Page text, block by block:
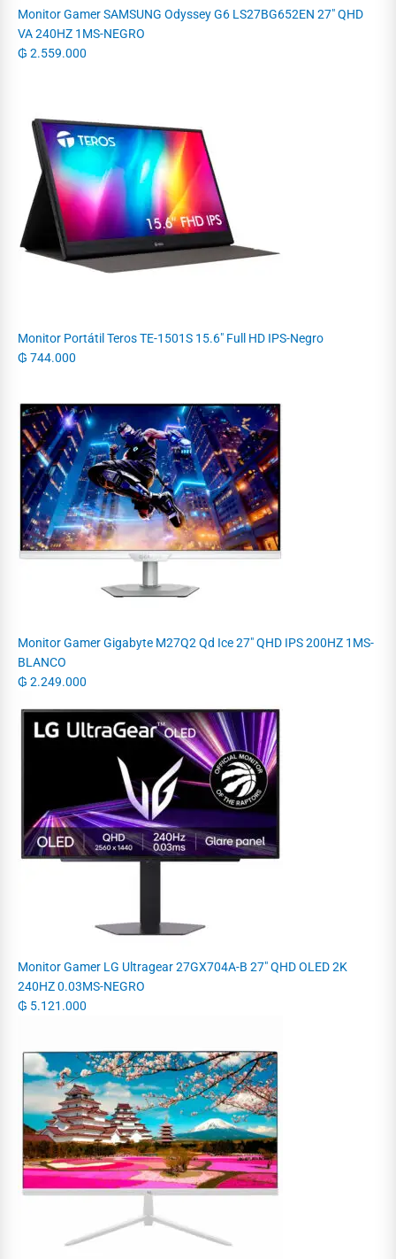
Monitor Gamer SAMSUNG Odyssey G6 LS27BG652EN 27" QHD
VA 240HZ 1MS-NEGRO
₲ 2.559.000
Monitor Portátil Teros TE-1501S 15.6" Full HD IPS-Negro
₲ 744.000
Monitor Gamer Gigabyte M27Q2 Qd Ice 27" QHD IPS 200HZ 1MS-
BLANCO
₲ 2.249.000
Monitor Gamer LG Ultragear 27GX704A-B 27" QHD OLED 2K
240HZ 0.03MS-NEGRO
₲ 5.121.000